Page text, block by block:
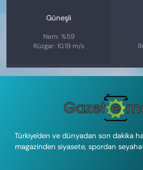
Güneşli
Nem: %59
Rüzgar: 10.19 m/s
Türkiye'den ve dünyadan son dakika
magazinden siyasete, spordan